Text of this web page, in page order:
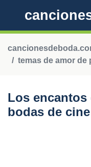
temas de amor de
Los encantos
bodas de cine